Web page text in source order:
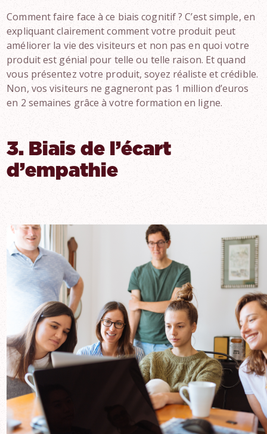
Comment faire face à ce biais cognitif ? C’est simple, en
expliquant clairement comment votre produit peut
améliorer la vie des visiteurs et non pas en quoi votre
produit est génial pour telle ou telle raison. Et quand
vous présentez votre produit, soyez réaliste et crédible.
Non, vos visiteurs ne gagneront pas 1 million d’euros
en 2 semaines grâce à votre formation en ligne.
3. Biais de l’écart
d’empathie